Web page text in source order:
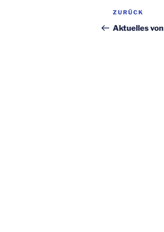
Vorheriger
Beitrag
ZURÜCK
Aktuelles